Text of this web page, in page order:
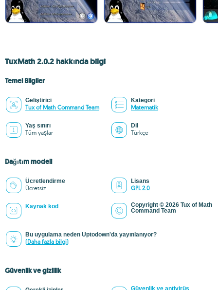
TuxMath 2.0.2 hakkında bilgi
Temel Bilgiler
Geliştirici
Tux of Math Command Team
Kategori
Matematik
Yaş sınırı
Tüm yaşlar
Dil
Türkçe
Dağıtım modeli
Ücretlendirme
Ücretsiz
Lisans
GPL 2.0
Kaynak kod
Copyright © 2026 Tux of Math
Command Team
Bu uygulama neden Uptodown'da yayınlanıyor?
(Daha fazla bilgi)
Güvenlik ve gizlilik
Güvenlik ve antivirüs